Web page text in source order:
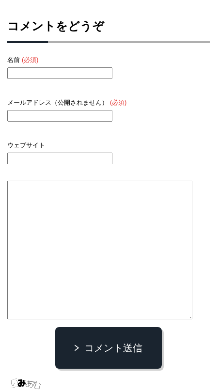
コメントをどうぞ
名前 (必須)
メールアドレス（公開されません） (必須)
ウェブサイト
コメント送信